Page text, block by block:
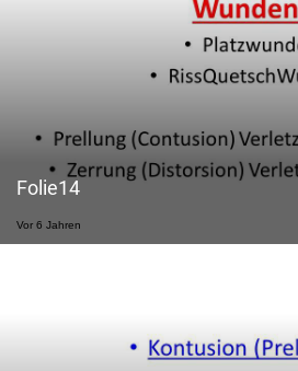
Folie14
Vor 6 Jahren